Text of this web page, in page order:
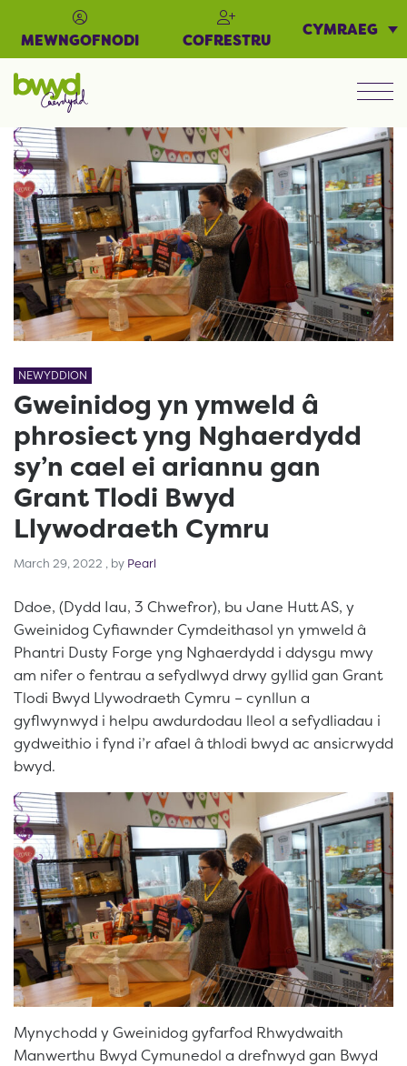
MEWNGOFNODI COFRESTRU
CYMRAEG
NEWYDDION
Gweinidog yn ymweld â
phrosiect yng Nghaerdydd
sy’n cael ei ariannu gan
Grant Tlodi Bwyd
Llywodraeth Cymru
March 29, 2022 March 29, 2022
, by Pearl
Ddoe, (Dydd Iau, 3 Chwefror), bu Jane Hutt AS, y
Gweinidog Cyfiawnder Cymdeithasol yn ymweld â
Phantri Dusty Forge yng Nghaerdydd i ddysgu mwy
am nifer o fentrau a sefydlwyd drwy gyllid gan Grant
Tlodi Bwyd Llywodraeth Cymru – cynllun a
gyflwynwyd i helpu awdurdodau lleol a sefydliadau i
gydweithio i fynd i’r afael â thlodi bwyd ac ansicrwydd
bwyd.
Mynychodd y Gweinidog gyfarfod Rhwydwaith
Manwerthu Bwyd Cymunedol a drefnwyd gan Bwyd